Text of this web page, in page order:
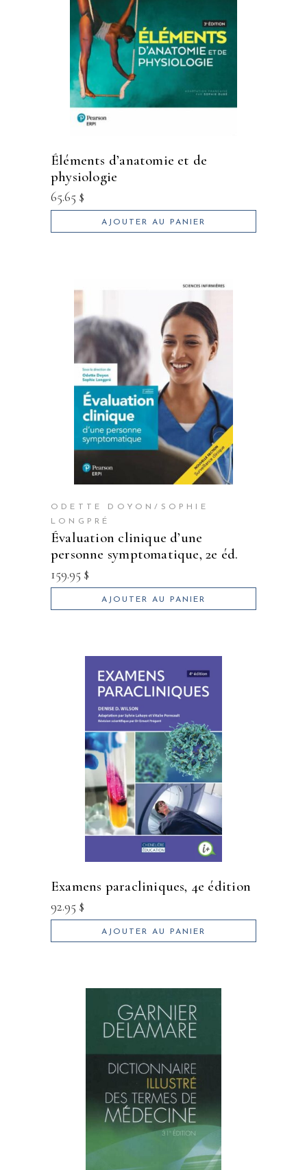
éléments d’anatomie et de
physiologie
65.65 $
AJOUTER AU PANIER
ODETTE DOYON/SOPHIE
LONGPRÉ
évaluation clinique d’une
personne symptomatique, 2e éd.
159.95 $
AJOUTER AU PANIER
examens paracliniques, 4e édition
92.95 $
AJOUTER AU PANIER